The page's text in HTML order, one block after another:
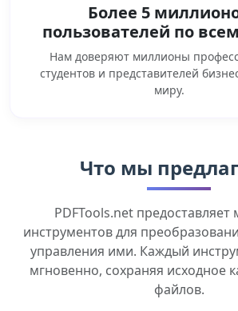
Более 5
пользователей по
Нам доверяют миллионы
студентов и представителей
миру.
Что мы
PDFTools.net предоставляет
инструментов для
управления ими. Каждый
мгновенно, сохраняя исходное
файлов.